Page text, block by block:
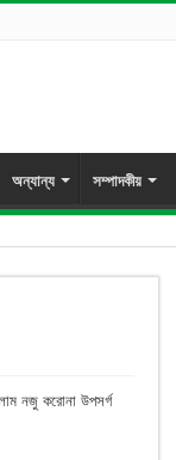
অন্যান্য সম্পাদকীয়
নজু করোনা উপসর্গ